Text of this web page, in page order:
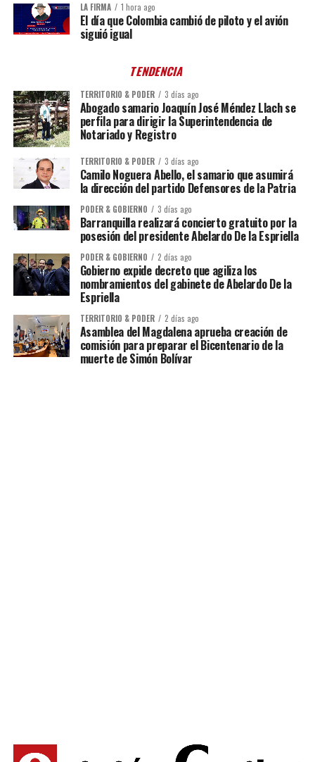
LA FIRMA 1 hora ago
El día que Colombia cambió de piloto y el avión
siguió igual
TENDENCIA
TERRITORIO & PODER 3 días ago
Abogado samario Joaquín José Méndez Llach se
perfila para dirigir la Superintendencia de
Notariado y Registro
TERRITORIO & PODER 3 días ago
Camilo Noguera Abello, el samario que asumirá
la dirección del partido Defensores de la Patria
PODER & GOBIERNO 3 días ago
Barranquilla realizará concierto gratuito por la
posesión del presidente Abelardo De la Espriella
PODER & GOBIERNO 2 días ago
Gobierno expide decreto que agiliza los
nombramientos del gabinete de Abelardo De la
Espriella
TERRITORIO & PODER 2 días ago
Asamblea del Magdalena aprueba creación de
comisión para preparar el Bicentenario de la
muerte de Simón Bolívar